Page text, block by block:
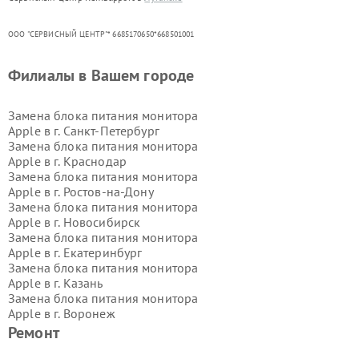
ООО "СЕРВИСНЫЙ ЦЕНТР"* 6685170650*668501001
Ремонт
Филиалы в Вашем городе
Замена блока питания монитора
Apple в г. Санкт-Петербург
Замена блока питания монитора
Apple в г. Краснодар
Замена блока питания монитора
Apple в г. Ростов-на-Дону
Замена блока питания монитора
Apple в г. Новосибирск
Замена блока питания монитора
Apple в г. Екатеринбург
Замена блока питания монитора
Apple в г. Казань
Замена блока питания монитора
Apple в г. Воронеж
Замена блока питания монитора